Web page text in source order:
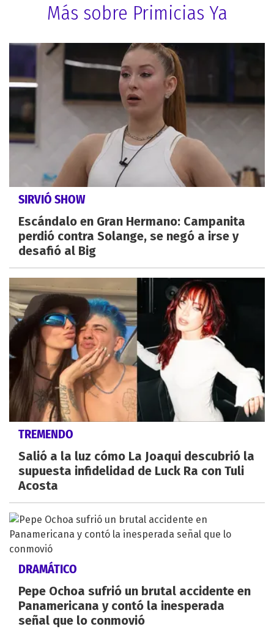
Más sobre Primicias Ya
SIRVIÓ SHOW
Escándalo en Gran Hermano: Campanita
perdió contra Solange, se negó a irse y
desafió al Big
TREMENDO
Salió a la luz cómo La Joaqui descubrió la
supuesta infidelidad de Luck Ra con Tuli
Acosta
DRAMÁTICO
Pepe Ochoa sufrió un brutal accidente en
Panamericana y contó la inesperada
señal que lo conmovió